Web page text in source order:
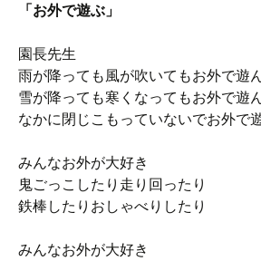
「お外で遊ぶ」
園長先生
雨が降っても風が吹いてもお外で遊
雪が降っても寒くなってもお外で遊
なかに閉じこもっていないでお外で
みんなお外が大好き
鬼ごっこしたり走り回ったり
鉄棒したりおしゃべりしたり
みんなお外が大好き